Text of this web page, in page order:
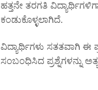
ಹತ್ತನೇ ತರಗತಿ
ಕಂಡುಕೊಳ್ಳಲಾಗಿದೆ.
ವಿದ್ಯಾರ್ಥಿಗಳು ಸತತವಾಗಿ ಈ
ಸಂಬಂಧಿಸಿದ ಪ್ರಶ್ನೆಗಳನ್ನು